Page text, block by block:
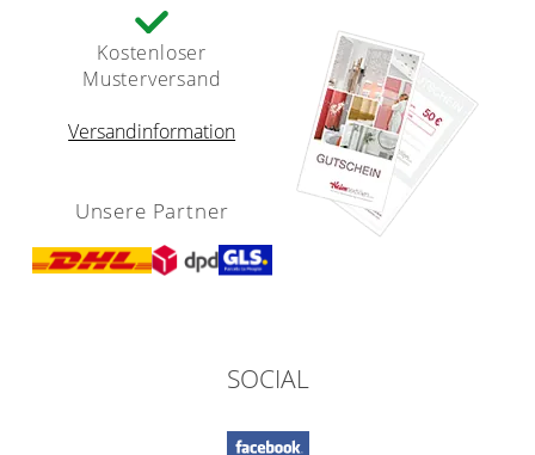
Kostenloser
Musterversand
Versandinformation
Unsere Partner
SOCIAL